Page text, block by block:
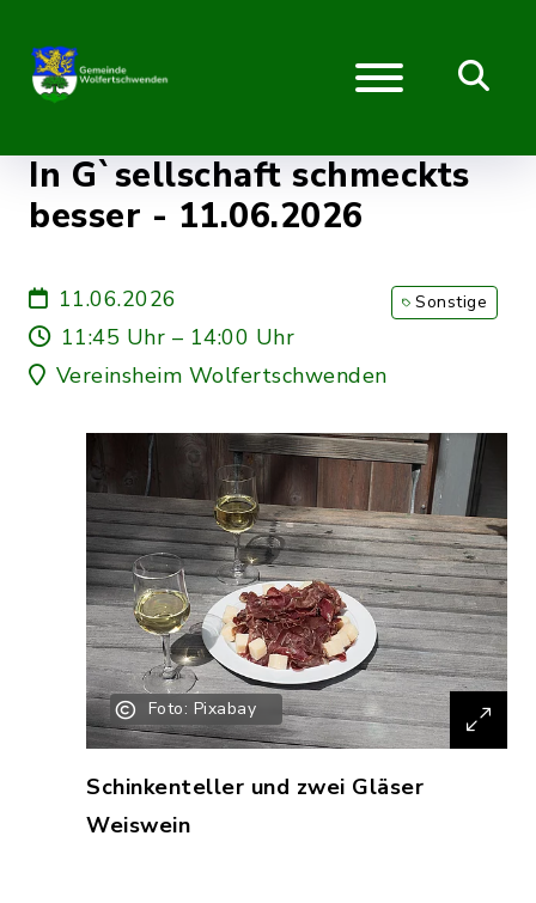
In G`sellschaft schmeckts
besser - 11.06.2026
11.06.2026
11:45 Uhr – 14:00 Uhr
Vereinsheim Wolfertschwenden
Sonstige
Foto: Pixabay
Schinkenteller und zwei Gläser
Weiswein